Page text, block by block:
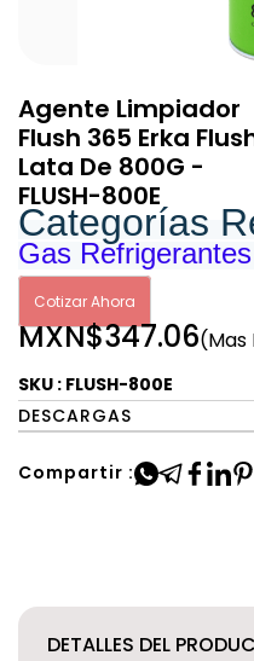
Agente Limpiador
Flush 365 Erka
Lata De 800G -
FLUSH-800E
Categorías
Gas Refrigerantes
Cotizar Ahora
MXN$347.06(Mas
SKU : FLUSH-800E
DESCARGAS
Compartir :
DETALLES DEL